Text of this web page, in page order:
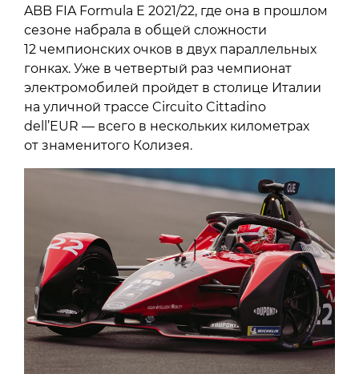
ABB FIA Formula E 2021/22, где она в прошлом
сезоне набрала в общей сложности
12 чемпионских очков в двух параллельных
гонках. Уже в четвертый раз чемпионат
электромобилей пройдет в столице Италии
на уличной трассе Circuito Cittadino
dell’EUR — всего в нескольких километрах
от знаменитого Колизея.